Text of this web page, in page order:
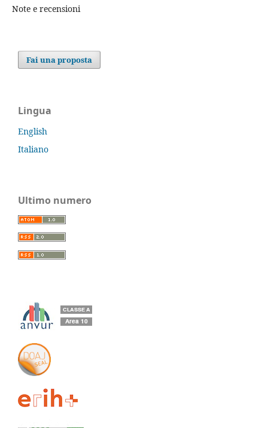
Note e recensioni
Fai una proposta
Lingua
English
Italiano
Ultimo numero